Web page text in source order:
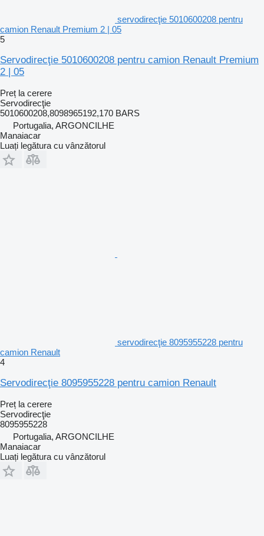
servodirecţie 5010600208 pentru
camion Renault Premium 2 | 05
5
Servodirecţie 5010600208 pentru camion Renault Premium
2 | 05
Preț la cerere
Servodirecţie
5010600208,8098965192,170 BARS
Portugalia, ARGONCILHE
Manaiacar
Luați legătura cu vânzătorul
servodirecţie 8095955228 pentru
camion Renault
4
Servodirecţie 8095955228 pentru camion Renault
Preț la cerere
Servodirecţie
8095955228
Portugalia, ARGONCILHE
Manaiacar
Luați legătura cu vânzătorul